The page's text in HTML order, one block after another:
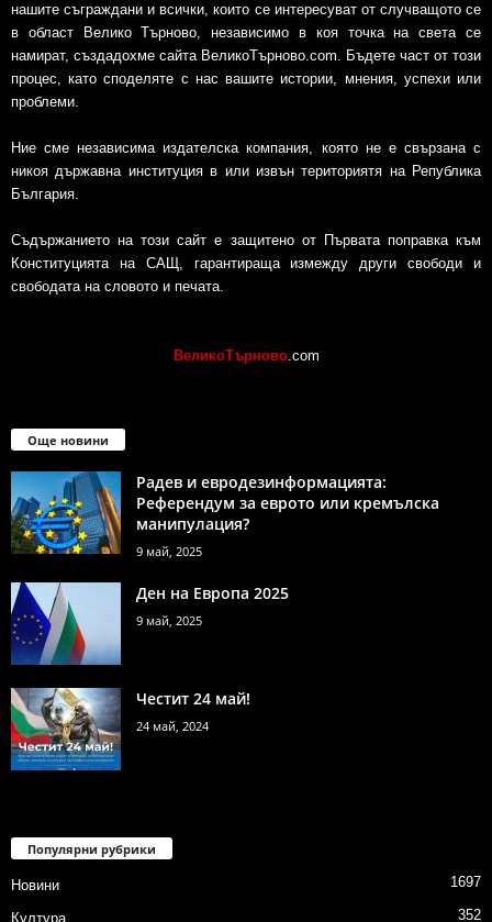
нашите съграждани и всички, които се интересуват от случващото се
в област Велико Търново, независимо в коя точка на света се
намират, създадохме сайта ВеликоТърново.com. Бъдете част от този
процес, като споделяте с нас вашите истории, мнения, успехи или
проблеми.
Ние сме независима издателска компания, която не е свързана с
никоя държавна институция в или извън териториятя на Република
България.
Съдържанието на този сайт е защитено от Първата поправка към
Конституцията на САЩ, гарантираща измежду други свободи и
свободата на словото и печата.
ВеликоТърново.com
Още новини
Радев и евродезинформацията:
Референдум за еврото или кремълска
манипулация?
9 май, 2025
Ден на Европа 2025
9 май, 2025
Честит 24 май!
24 май, 2024
Популярни рубрики
Новини 1697
Култура 352